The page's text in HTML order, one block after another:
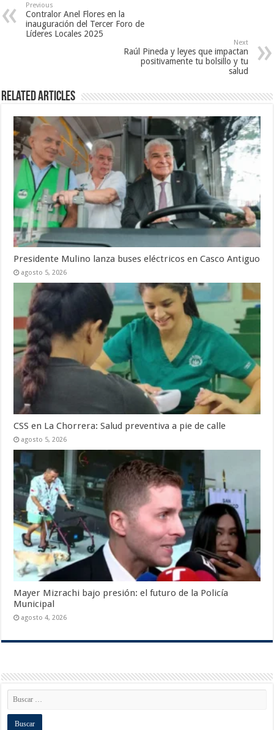
Previous
Contralor Anel Flores en la
inauguración del Tercer Foro de
Líderes Locales 2025
Next
Raúl Pineda y leyes que impactan
positivamente tu bolsillo y tu
salud
Related Articles
Presidente Mulino lanza buses eléctricos en Casco Antiguo
agosto 5, 2026
CSS en La Chorrera: Salud preventiva a pie de calle
agosto 5, 2026
Mayer Mizrachi bajo presión: el futuro de la Policía
Municipal
agosto 4, 2026